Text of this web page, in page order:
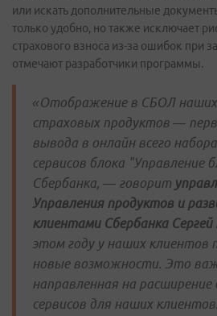
или искать дополнительные
только удобно, но также исключает
страхового взноса из-за ошибок при
отмечают разработчики программы.
«Отображение в СБОЛ наших
страховых продуктов —
вывода в онлайн всего
сервисов блока "Управление
Сбербанка, — говорит
Управления продуктов и
клиентами Сбербанка
этом году у наших клиентов
новые возможности. Это
направленная на расширение
сервисов для наших